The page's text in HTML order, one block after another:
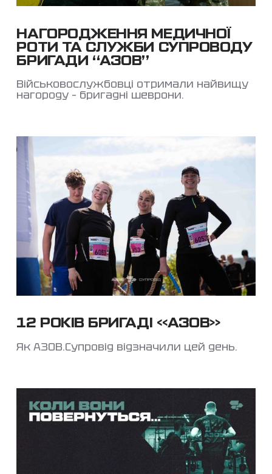
НАГОРОДЖЕННЯ МЕДИЧНОЇ
РОТИ ТА СЛУЖБИ СУПРОВОДУ
БРИГАДИ “АЗОВ”
Військовослужбовці отримали найвищу
нагороду – бригадні шеврони.
12 РОКІВ БРИГАДІ «АЗОВ»
Як АЗОВ.Супровід відзначили цей день.